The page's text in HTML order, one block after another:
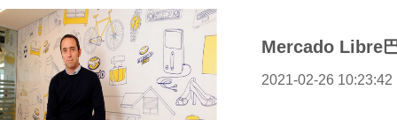
Mercado Libre
2021-02-26 10:23:42